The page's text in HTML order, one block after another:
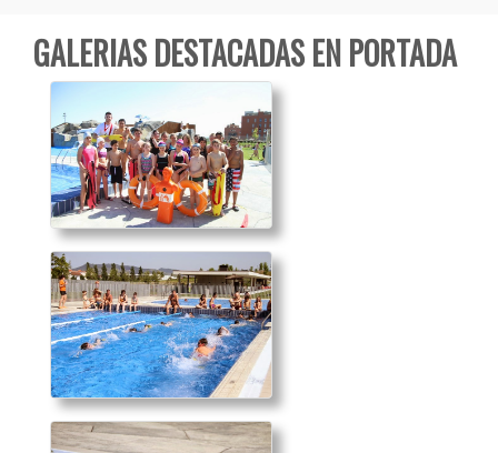
GALERIAS DESTACADAS EN PORTADA